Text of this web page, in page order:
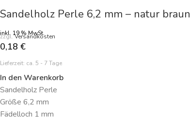
Sandelholz Perle 6,2 mm – natur braun
inkl. 19 % MwSt.
zzgl.Versandkosten
0,18 €
Lieferzeit: ca. 5 - 7 Tage
In den Warenkorb
Sandelholz Perle
Größe 6,2 mm
Fädelloch 1 mm